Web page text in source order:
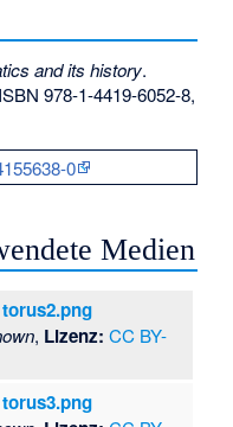
and its history.
ISBN 978-1-4419-6052-8,
0
Medien
, Lizenz: CC BY-